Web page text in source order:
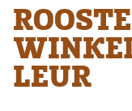
LEUR